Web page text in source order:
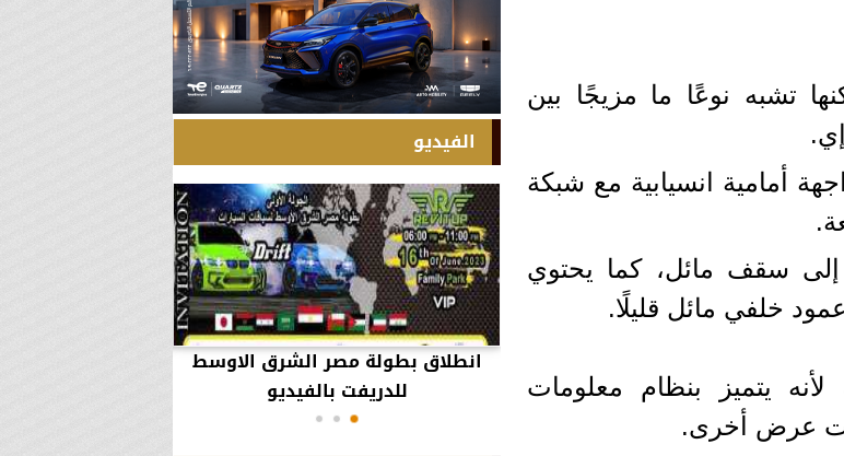
تشبه نوعًا ما مزيجًا بين
أمامية انسيابية مع شبكة
سقف مائل، كما يحتوي
خلفي مائل قليلًا.
لأنه يتميز بنظام معلومات
عرض أخرى.
الفيديو
في واقعة غريبة، تعطلت سيارة ملك
السويد بعد تحركها لثوانٍ معدودة.
انطلاق بطولة مصر الشرق الاوسط
للدريفت بالفيديو